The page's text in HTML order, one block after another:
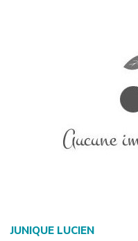
JUNIQUE LUCIEN